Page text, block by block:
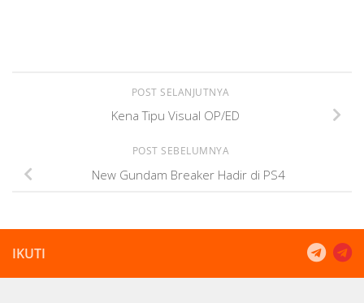
POST SELANJUTNYA
Kena Tipu Visual OP/ED
POST SEBELUMNYA
New Gundam Breaker Hadir di PS4
IKUTI